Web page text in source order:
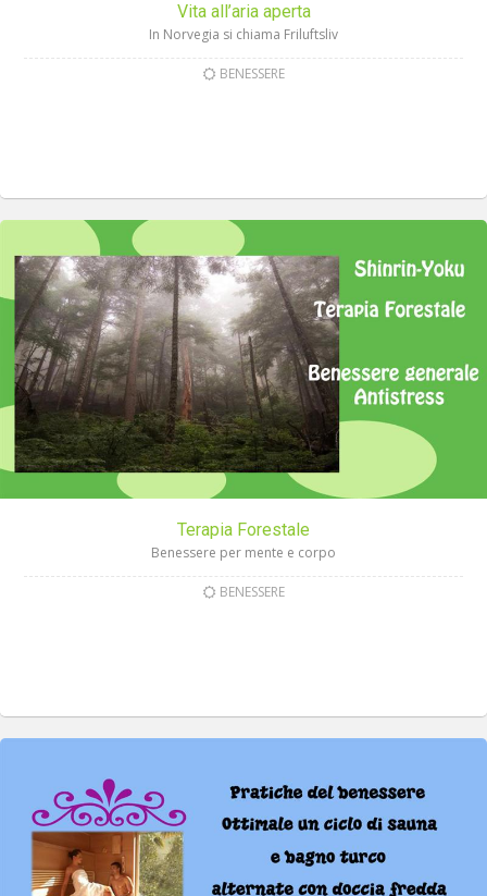
Vita all’aria aperta
In Norvegia si chiama Friluftsliv
BENESSERE
Terapia Forestale
Benessere per mente e corpo
BENESSERE